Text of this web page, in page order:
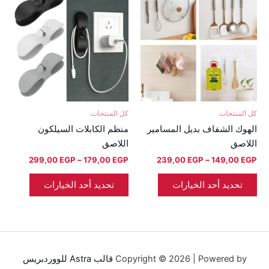
كل المنتجات
الهوك الشفاف بديل المسامير
اللاصق
149,00EGP
–
239,00EGP
من
خلال
تحديد أحد الخيارات
العديد
من
الأشكال
المختلفة
لهذا
يمكن
على
المنتج
كل المنتجات
منظم الكابلات السيلكون
اللاصق
179,00EGP
–
299,00EGP
تحديد أحد الخيارات
العديد
من
الأشكال
لهذا
المنتج.
يمكن
المنتج
Copyright © 2026 | Powered by قالب Astra للووردبريس